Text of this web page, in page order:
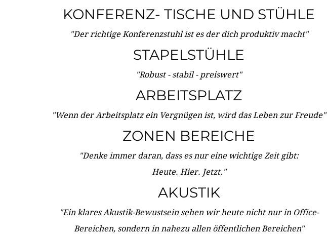
KONFERENZ- TISCHE UND STÜHLE
"Der richtige Konferenzstuhl ist es der dich produktiv macht"
STAPELSTÜHLE
"Robust - stabil - preiswert"
ARBEITSPLATZ
"Wenn der Arbeitsplatz ein Vergnügen ist, wird das Leben zur Freude"
ZONEN BEREICHE
"Denke immer daran, dass es nur eine wichtige Zeit gibt:
Heute. Hier. Jetzt."
AKUSTIK
"Ein klares Akustik-Bewustsein sehen wir heute nicht nur in Office-
Bereichen, sondern in nahezu allen öffentlichen Bereichen"